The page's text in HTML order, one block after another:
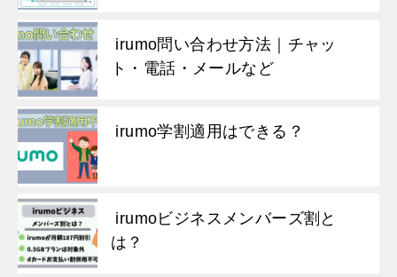
irumo問い合わせ方法｜チャッ
ト・電話・メールなど
irumo学割適用はできる？
irumoビジネスメンバーズ割と
は？